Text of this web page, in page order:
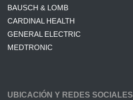
BAUSCH & LOMB
CARDINAL HEALTH
GENERAL ELECTRIC
MEDTRONIC
UBICACIÓN Y REDES SOCIALES